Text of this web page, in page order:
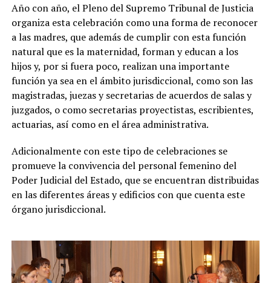
Año con año, el Pleno del Supremo Tribunal de Justicia
organiza esta celebración como una forma de reconocer
a las madres, que además de cumplir con esta función
natural que es la maternidad, forman y educan a los
hijos y, por si fuera poco, realizan una importante
función ya sea en el ámbito jurisdiccional, como son las
magistradas, juezas y secretarias de acuerdos de salas y
juzgados, o como secretarias proyectistas, escribientes,
actuarias, así como en el área administrativa.
Adicionalmente con este tipo de celebraciones se
promueve la convivencia del personal femenino del
Poder Judicial del Estado, que se encuentran distribuidas
en las diferentes áreas y edificios con que cuenta este
órgano jurisdiccional.